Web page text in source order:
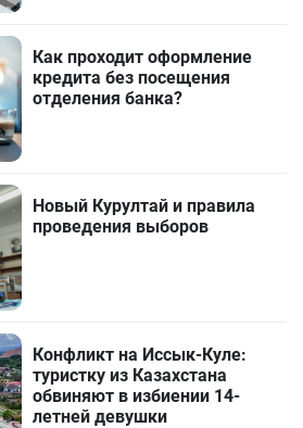
Как проходит оформление
кредита без посещения
отделения банка?
Новый Курултай и правила
проведения выборов
Конфликт на Иссык-Куле:
туристку из Казахстана
обвиняют в избиении 14-
летней девушки